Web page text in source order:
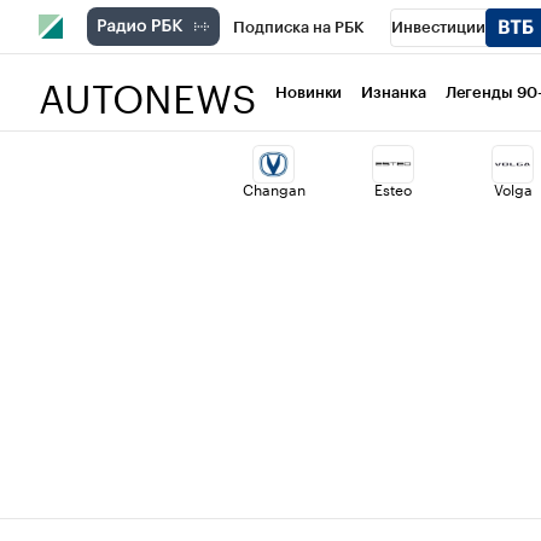
Подписка на РБК Инвестиции
Национальные проекты Город
Кредитные рейтинги Франшизы
AUTONEWS Новинки Изнанка Легенды
Changan Esteo Volga